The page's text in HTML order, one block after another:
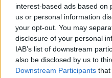
interest-based ads based on
us or personal information
your opt-out. You may
disclosure of your personal
IAB’s list of downstream
also be disclosed by us to
Downstream Participants that
Felemás hangulatban
Ázsiában, ezt követően
korrekcióban voltak a
minimális
tőzsde felülteljesített